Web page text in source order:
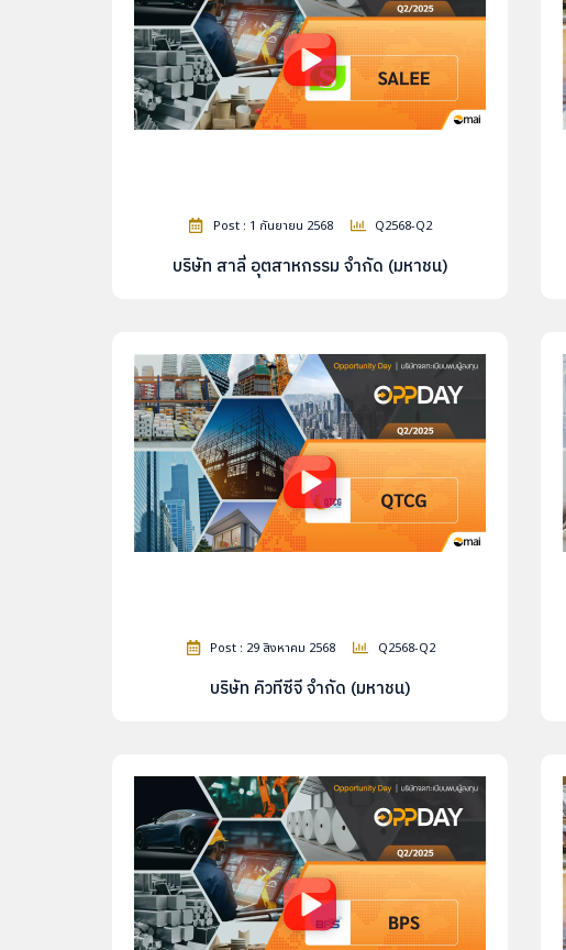
Post : 1 กันยายน 2568 Q2568-Q2
บริษัท สาลี่ อุตสาหกรรม จำกัด (มหาชน)
Post : 29 สิงหาคม 2568 Q2568-Q2
บริษัท คิวทีซีจี จำกัด (มหาชน)